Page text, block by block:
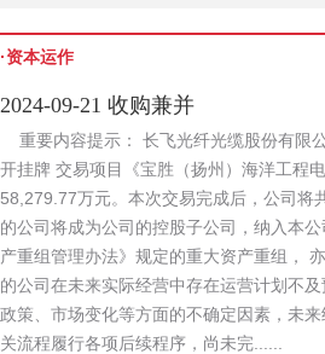
·资本运作
2024-09-21 收购兼并
重要内容提示： 长飞光纤光缆股份有限
开挂牌 交易项目《宝胜（扬州）海洋工程
58,279.77万元。本次交易完成后，公司将
的公司将成为公司的控股子公司，纳入本
产重组管理办法》规定的重大资产重组，
的公司在未来实际经营中存在运营计划不
政策、市场变化等方面的不确定因素，未
关流程履行各项后续程序，尚未完......